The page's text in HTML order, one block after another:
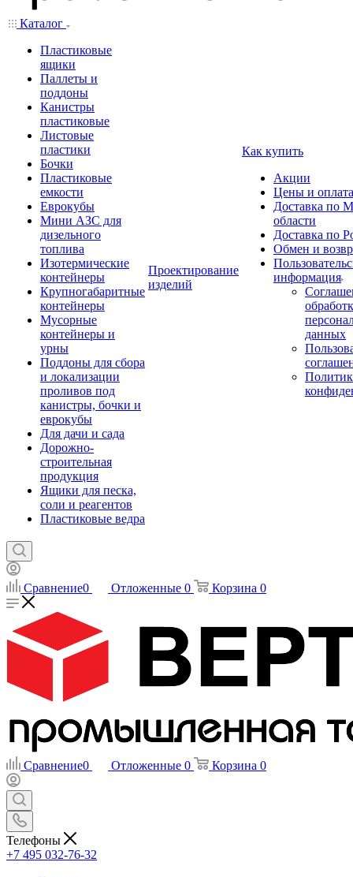
Каталог
Пластиковые
ящики
Паллеты и
поддоны
Канистры
пластиковые
Листовые
пластики
Бочки
Пластиковые
емкости
Еврокубы
Мини АЗС для
дизельного
топлива
Изотермические
контейнеры
Крупногабаритные
контейнеры
Мусорные
контейнеры и
урны
Поддоны для сбора
и локализации
проливов под
канистры, бочки и
еврокубы
Для дачи и сада
Дорожно-
строительная
продукция
Ящики для песка,
соли и реагентов
Пластиковые ведра
Проектирование
изделий
Как купить
Акции
Цены и оплата
Доставка по
области
Доставка по
Обмен и
информация
данных
Сравнение0 Отложенные 0 Корзина 0
Сравнение0 Отложенные 0 Корзина 0
Телефоны
+7 495 032-76-32